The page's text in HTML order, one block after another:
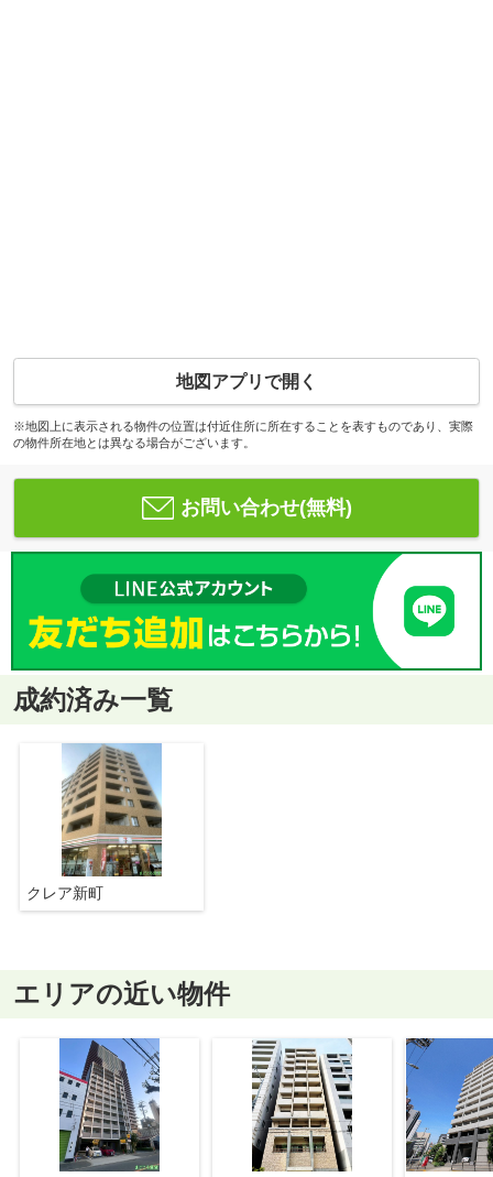
地図アプリで開く
※地図上に表示される物件の位置は付近住所に所在することを表すものであり、実際
の物件所在地とは異なる場合がございます。
お問い合わせ(無料)
成約済み一覧
クレア新町
エリアの近い物件